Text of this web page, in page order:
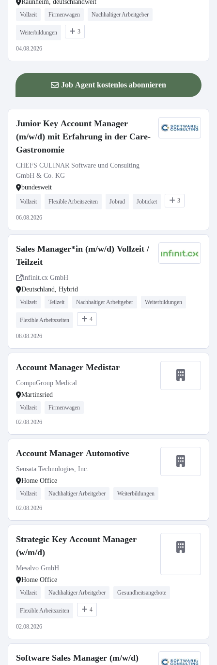
Raunheim, deutschlandweit
Vollzeit Firmenwagen Nachhaltiger Arbeitgeber
Weiterbildungen 3
04.08.2026
Job Agent kostenlos abonnieren
Junior Key Account Manager
(m/w/d) mit Erfahrung in der Care-
Gastronomie
CHEFS CULINAR Software und Consulting
GmbH & Co. KG
bundesweit
Vollzeit Flexible Arbeitszeiten Jobrad Jobticket 3
06.08.2026
Sales Manager*in (m/w/d) Vollzeit /
Teilzeit
infinit.cx GmbH
Deutschland, Hybrid
Vollzeit Teilzeit Nachhaltiger Arbeitgeber Weiterbildungen
Flexible Arbeitszeiten 4
08.08.2026
Account Manager Medistar
CompuGroup Medical
Martinsried
Vollzeit Firmenwagen
02.08.2026
Account Manager Automotive
Sensata Technologies, Inc.
Home Office
Vollzeit Nachhaltiger Arbeitgeber Weiterbildungen
02.08.2026
Strategic Key Account Manager
(w/m/d)
Mesalvo GmbH
Home Office
Vollzeit Nachhaltiger Arbeitgeber Gesundheitsangebote
Flexible Arbeitszeiten 4
02.08.2026
Software Sales Manager (m/w/d)